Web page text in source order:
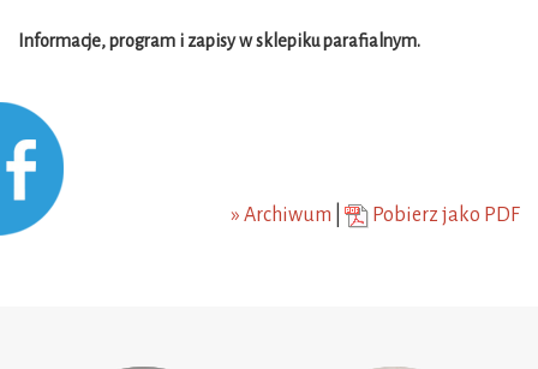
Informacje, program i zapisy w sklepiku parafialnym.
» Archiwum Pobierz jako PDF